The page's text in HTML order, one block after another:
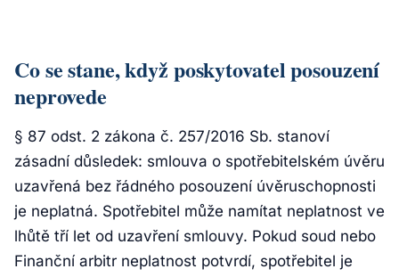
Co se stane, když poskytovatel posouzení
neprovede
§ 87 odst. 2 zákona č. 257/2016 Sb. stanoví
zásadní důsledek: smlouva o spotřebitelském úvěru
uzavřená bez řádného posouzení úvěruschopnosti
je neplatná. Spotřebitel může namítat neplatnost ve
lhůtě tří let od uzavření smlouvy. Pokud soud nebo
Finanční arbitr neplatnost potvrdí, spotřebitel je